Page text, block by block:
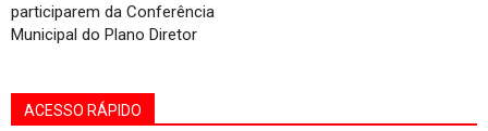
participarem da Conferência
Municipal do Plano Diretor
ACESSO RÁPIDO